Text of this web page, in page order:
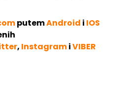
putemAndroid i IOS
, InstagramiVIBER